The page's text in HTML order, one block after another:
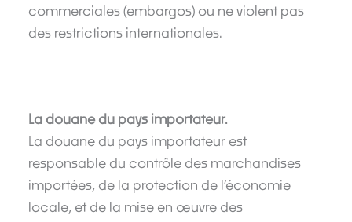
commerciales (embargos) ou ne violent pas
des restrictions internationales.
La douane du pays importateur.
La douane du pays importateur est
responsable du contrôle des marchandises
importées, de la protection de l’économie
locale, et de la mise en œuvre des